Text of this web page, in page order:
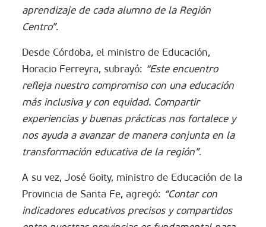
aprendizaje de cada alumno de la Región
Centro”.
Desde Córdoba, el ministro de Educación,
Horacio Ferreyra, subrayó: “Este encuentro
refleja nuestro compromiso con una educación
más inclusiva y con equidad. Compartir
experiencias y buenas prácticas nos fortalece y
nos ayuda a avanzar de manera conjunta en la
transformación educativa de la región”.
A su vez, José Goity, ministro de Educación de la
Provincia de Santa Fe, agregó: “Contar con
indicadores educativos precisos y compartidos